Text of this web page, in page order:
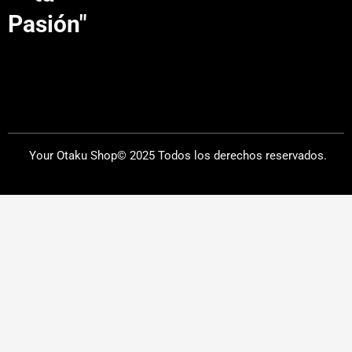
Pasión"
Your Otaku Shop© 2025 Todos los derechos reservados.